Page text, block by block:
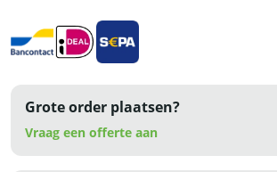
Grote order plaatsen?
Vraag een offerte aan